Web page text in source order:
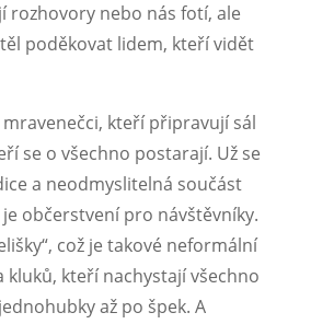
rozhovory nebo nás fotí, ale
poděkovat lidem, kteří vidět
kteří připravují sál
se o všechno postarají. Už se
a neodmyslitelná součást
občerstvení pro návštěvníky.
což je takové neformální
kluků, kteří nachystají všechno
až po špek. A